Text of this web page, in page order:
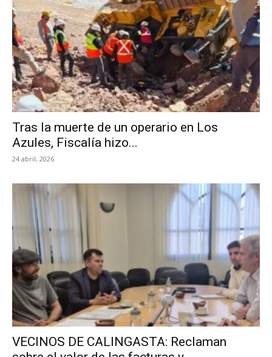
Tras la muerte de un operario en Los
Azules, Fiscalía hizo...
24 abril, 2026
VECINOS DE CALINGASTA: Reclaman